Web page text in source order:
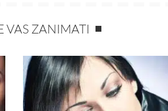
VAS ZANIMATI